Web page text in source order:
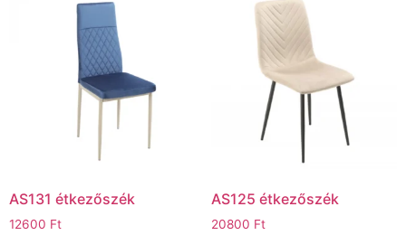
AS131 étkezőszék
12600 Ft
AS125 étkezőszék
20800 Ft